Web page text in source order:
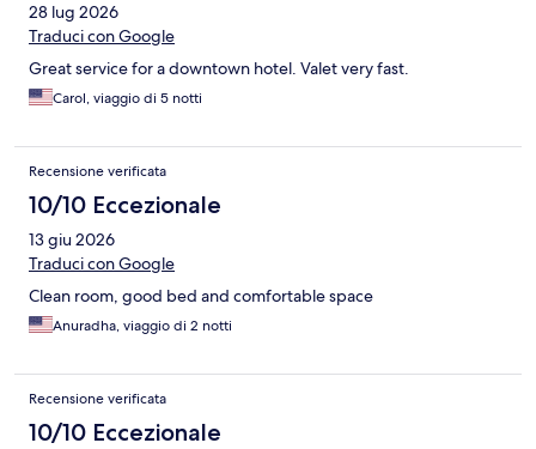
28 lug 2026
Traduci con Google
Great service for a downtown hotel. Valet very fast.
Carol, viaggio di 5 notti
Recensione verificata
10/10 Eccezionale
13 giu 2026
Traduci con Google
Clean room, good bed and comfortable space
Anuradha, viaggio di 2 notti
Recensione verificata
10/10 Eccezionale